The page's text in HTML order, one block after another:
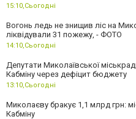
15:10, Сьогодні
Вогонь ледь не знищив ліс на
ліквідували 31 пожежу, - ФОТО
14:10, Сьогодні
Депутати Миколаївської
Кабміну через дефіцит бюджету
13:10, Сьогодні
Миколаєву бракує 1,1 млрд грн:
Кабміну